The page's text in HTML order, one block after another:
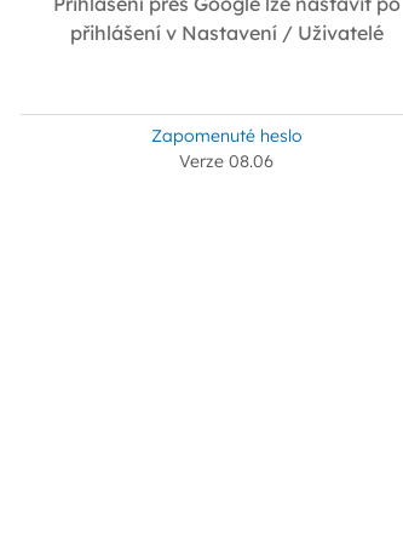
přihlášení v Nastavení / Uživatelé
Zapomenuté heslo
Verze 08.06